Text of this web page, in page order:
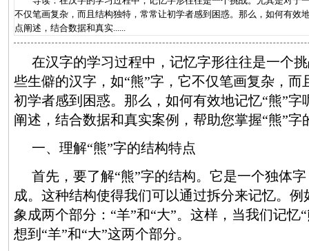
不仅笔画复杂，而且结构独特，常常让初学者感到困惑。那么，如何有效
点阐述，结合数据和真实......
在汉字的学习过程中，记忆字形往往是一个
些生僻的汉字，如“熊”字，它不仅笔画复杂，而
初学者感到困惑。那么，如何有效地记忆“熊”字
阐述，结合数据和真实案例，帮助您掌握“熊”字
一、理解“熊”字的结构特点
首先，要了解“熊”字的结构。它是一个独体字
成。这种结构使得我们可以通过拆分来记忆。例
象成两个部分：“羊”和“大”。这样，当我们记忆
想到“羊”和“大”这两个部分。